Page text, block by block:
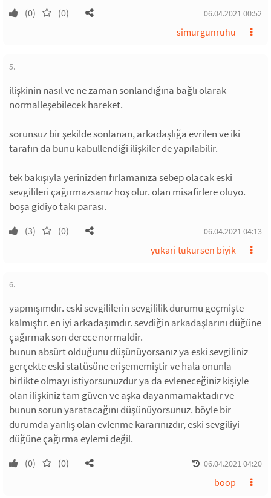
(0) (0) 06.04.2021 00:52
simurgunruhu
5.
ilişkinin nasıl ve ne zaman sonlandığına bağlı olarak
normalleşebilecek hareket.
sorunsuz bir şekilde sonlanan, arkadaşlığa evrilen ve iki
tarafın da bunu kabullendiği ilişkiler de yapılabilir.
tek bakışıyla yerinizden fırlamanıza sebep olacak eski
sevgilileri çağırmazsanız hoş olur. olan misafirlere oluyo.
boşa gidiyo takı parası.
(3) (0) 06.04.2021 04:13
yukari tukursen biyik
6.
yapmışımdır. eski sevgililerin sevgililik durumu geçmişte
kalmıştır. en iyi arkadaşımdır. sevdiğin arkadaşlarını düğüne
çağırmak son derece normaldir.
bunun absürt olduğunu düşünüyorsanız ya eski sevgiliniz
gerçekte eski statüsüne erişememiştir ve hala onunla
birlikte olmayı istiyorsunuzdur ya da evleneceğiniz kişiyle
olan ilişkiniz tam güven ve aşka dayanmamaktadır ve
bunun sorun yaratacağını düşünüyorsunuz. böyle bir
durumda yanlış olan evlenme kararınızdır, eski sevgiliyi
düğüne çağırma eylemi değil.
(0) (0) 06.04.2021 04:20
boop